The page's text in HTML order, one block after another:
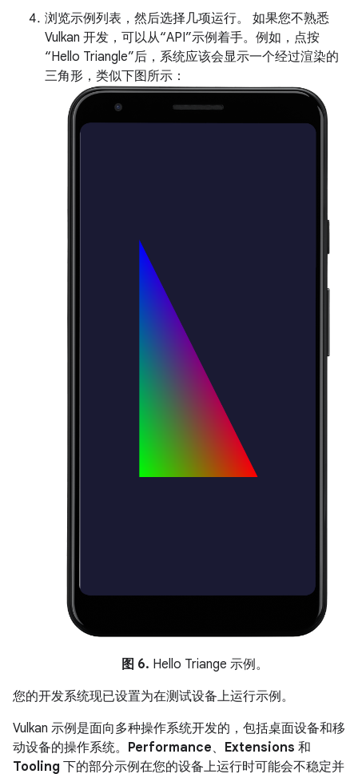
浏览示例列表，然后选择几项运行。 如果您不熟悉
Vulkan 开发，可以从“API”示例着手。例如，点按
“Hello Triangle”后，系统应该会显示一个经过渲染的
三角形，类似下图所示：
图 6. Hello Triange 示例。
您的开发系统现已设置为在测试设备上运行示例。
Vulkan 示例是面向多种操作系统开发的，包括桌面设备和移
动设备的操作系统。 Performance、 Extensions 和
Tooling 下的部分示例在您的设备上运行时可能会不稳定并